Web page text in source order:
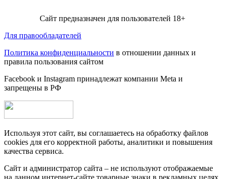
Сайт предназначен для пользователей 18+
Для правообладателей
Политика конфиденциальности в отношении данных и
правила пользования сайтом
Facebook и Instagram принадлежат компании Metа и
запрещены в РФ
Используя этот сайт, вы соглашаетесь на обработку файлов
cookies для его корректной работы, аналитики и повышения
качества сервиса.
Сайт и администратор сайта – не используют отображаемые
на данном интернет-сайте товарные знаки в рекламных целях